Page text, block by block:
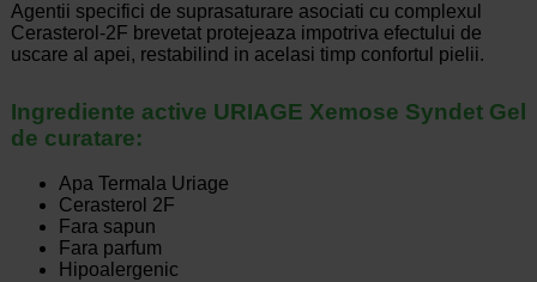
Agentii specifici de suprasaturare asociati cu complexul
Cerasterol-2F brevetat protejeaza impotriva efectului de
uscare al apei, restabilind in acelasi timp confortul pielii.
Ingrediente active URIAGE Xemose Syndet Gel
de curatare:
Apa Termala Uriage
Cerasterol 2F
Fara sapun
Fara parfum
Hipoalergenic